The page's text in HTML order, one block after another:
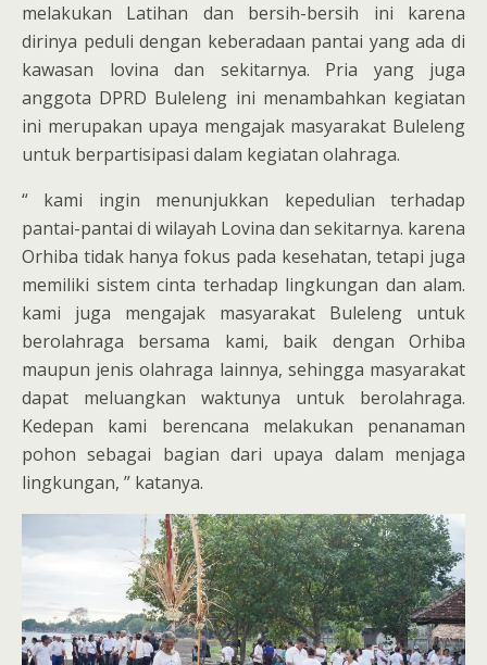
melakukan Latihan dan bersih-bersih ini karena
dirinya peduli dengan keberadaan pantai yang ada di
kawasan lovina dan sekitarnya. Pria yang juga
anggota DPRD Buleleng ini menambahkan kegiatan
ini merupakan upaya mengajak masyarakat Buleleng
untuk berpartisipasi dalam kegiatan olahraga.
“ kami ingin menunjukkan kepedulian terhadap
pantai-pantai di wilayah Lovina dan sekitarnya. karena
Orhiba tidak hanya fokus pada kesehatan, tetapi juga
memiliki sistem cinta terhadap lingkungan dan alam.
kami juga mengajak masyarakat Buleleng untuk
berolahraga bersama kami, baik dengan Orhiba
maupun jenis olahraga lainnya, sehingga masyarakat
dapat meluangkan waktunya untuk berolahraga.
Kedepan kami berencana melakukan penanaman
pohon sebagai bagian dari upaya dalam menjaga
lingkungan, ” katanya.